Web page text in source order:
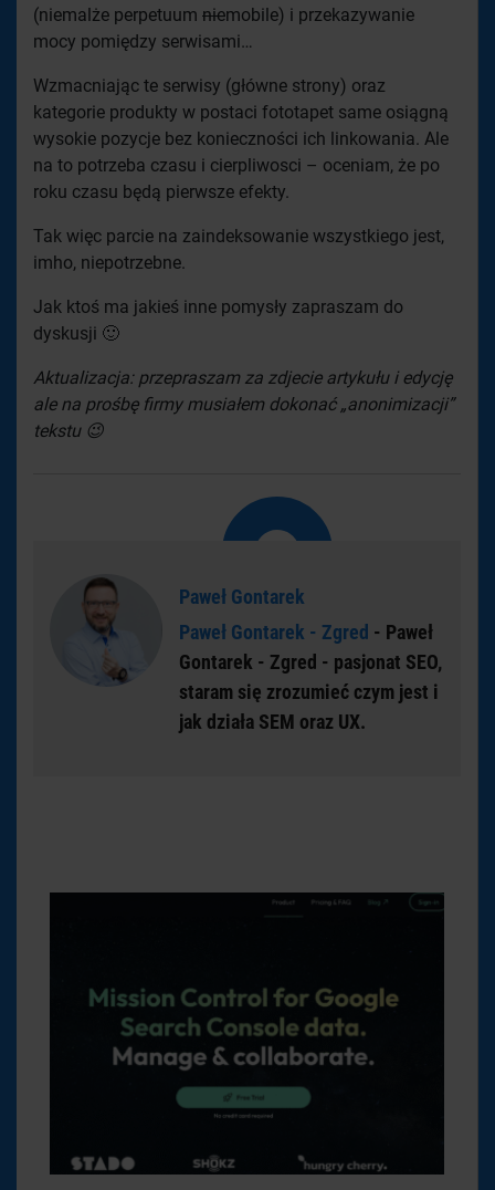
(niemalże perpetuum niemobile) i przekazywanie
mocy pomiędzy serwisami…
Wzmacniając te serwisy (główne strony) oraz
kategorie produkty w postaci fototapet same osiągną
wysokie pozycje bez konieczności ich linkowania. Ale
na to potrzeba czasu i cierpliwosci – oceniam, że po
roku czasu będą pierwsze efekty.
Tak więc parcie na zaindeksowanie wszystkiego jest,
imho, niepotrzebne.
Jak ktoś ma jakieś inne pomysły zapraszam do
dyskusji 🙂
Aktualizacja: przepraszam za zdjecie artykułu i edycję
ale na prośbę firmy musiałem dokonać „anonimizacji”
tekstu 😉
Paweł Gontarek
Paweł Gontarek - Zgred - Paweł
Gontarek - Zgred - pasjonat SEO,
staram się zrozumieć czym jest i
jak działa SEM oraz UX.